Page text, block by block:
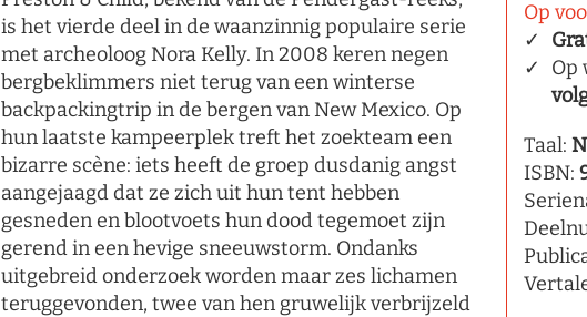
is het vierde deel in de waanzinnig populaire serie
met archeoloog Nora Kelly. In 2008 keren negen
bergbeklimmers niet terug van een winterse
backpackingtrip in de bergen van New Mexico. Op
hun laatste kampeerplek treft het zoekteam een
bizarre scène: iets heeft de groep dusdanig angst
aangejaagd dat ze zich uit hun tent hebben
gesneden en blootvoets hun dood tegemoet zijn
gerend in een hevige sneeuwstorm. Ondanks
uitgebreid onderzoek worden maar zes lichamen
teruggevonden, twee van hen gruwelijk verbrijzeld
Op
Op
Taal:
ISBN: